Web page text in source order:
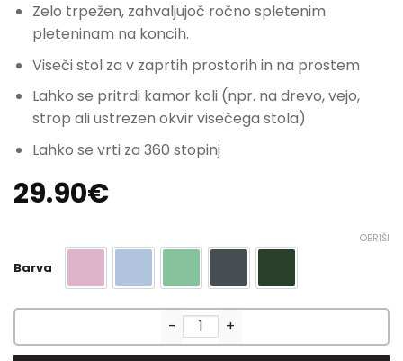
Zelo trpežen, zahvaljujoč ročno spletenim
pleteninam na koncih.
Viseči stol za v zaprtih prostorih in na prostem
Lahko se pritrdi kamor koli (npr. na drevo, vejo,
strop ali ustrezen okvir visečega stola)
Lahko se vrti za 360 stopinj
29.90€
Barva
OBRIŠI
XXL viseči stol Miramar